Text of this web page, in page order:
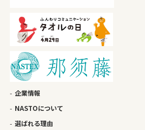
企業情報
NASTOについて
選ばれる理由